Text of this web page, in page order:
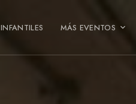
INFANTILES MÁS EVENTOS